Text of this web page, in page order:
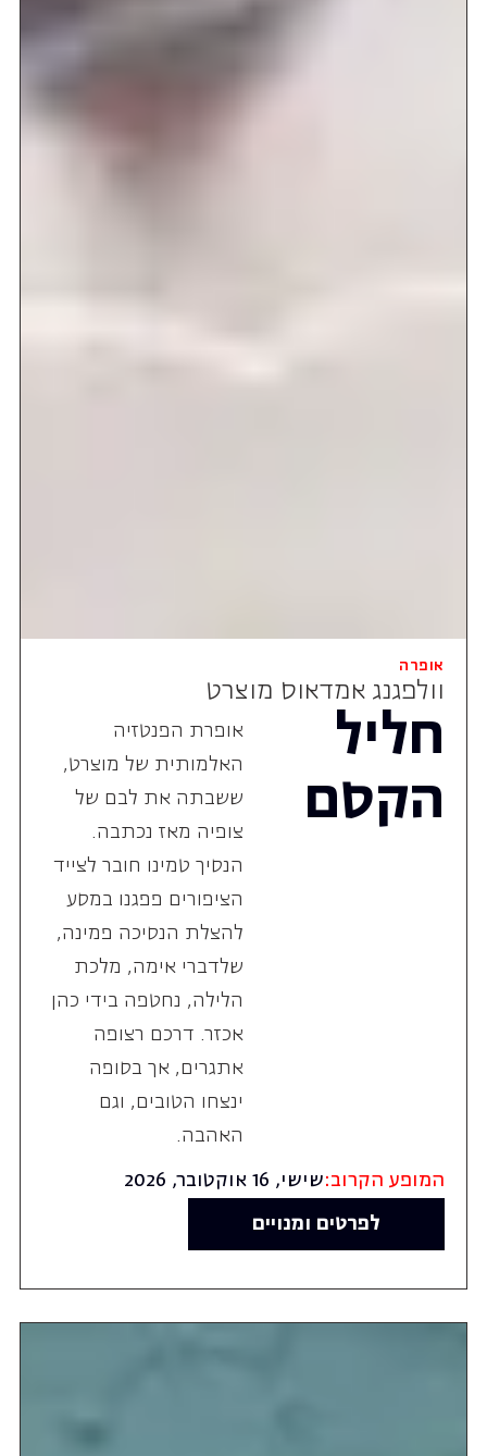
אופרה
וולפגנג אמדאוס מוצרט
חליל
הקסם
אופרת הפנטזיה
האלמותית של מוצרט,
ששבתה את לבם של
צופיה מאז נכתבה.
הנסיך טמינו חובר לצייד
הציפורים פפגנו במסע
להצלת הנסיכה פמינה,
שלדברי אימה, מלכת
הלילה, נחטפה בידי כהן
אכזר. דרכם רצופה
אתגרים, אך בסופה
ינצחו הטובים, וגם
האהבה.
המופע הקרוב:שישי, 16 אוקטובר, 2026
לפרטים ומנויים